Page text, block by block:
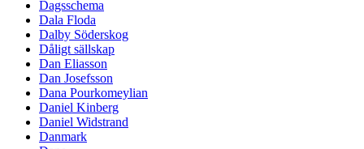
Dagsschema
Dala Floda
Dalby Söderskog
Dåligt sällskap
Dan Eliasson
Dan Josefsson
Dana Pourkomeylian
Daniel Kinberg
Daniel Widstrand
Danmark